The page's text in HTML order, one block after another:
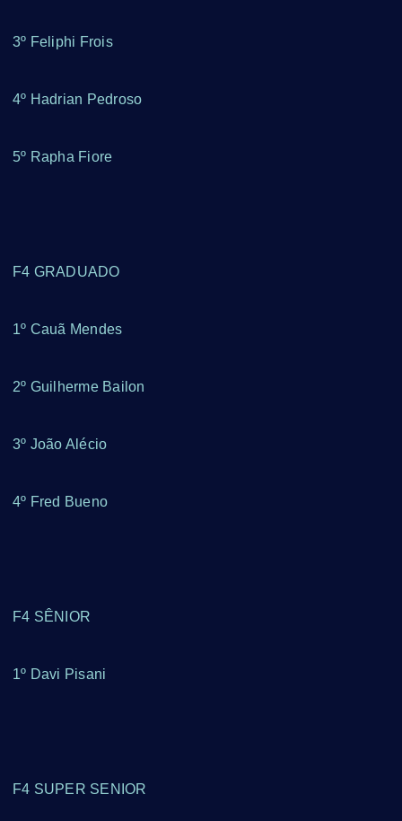
3º Feliphi Frois
4º Hadrian Pedroso
5º Rapha Fiore
F4 GRADUADO
1º Cauã Mendes
2º Guilherme Bailon
3º João Alécio
4º Fred Bueno
F4 SÊNIOR
1º Davi Pisani
F4 SUPER SENIOR